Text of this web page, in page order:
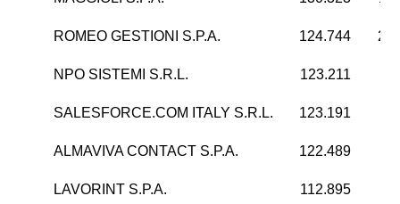
ROMEO GESTIONI S.P.A. 124.744
NPO SISTEMI S.R.L. 123.211
SALESFORCE.COM ITALY S.R.L. 123.191
ALMAVIVA CONTACT S.P.A. 122.489
LAVORINT S.P.A. 112.895